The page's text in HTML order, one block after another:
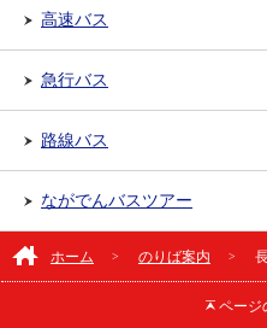
高速バス
急行バス
路線バス
ながでんバスツアー
ホーム のりば案内
ページ